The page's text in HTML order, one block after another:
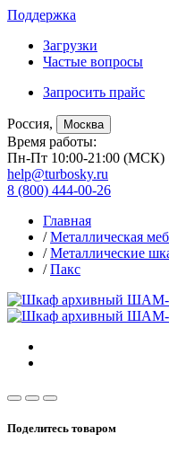
Поддержка
Загрузки
Частые вопросы
Запросить прайс
Россия, Москва
Время работы:
Пн-Пт 10:00-21:00 (МСК)
help@turbosky.ru
8 (800) 444-00-26
Главная
/Металлическая
/Металлические
/Пакс
Поделитесь товаром